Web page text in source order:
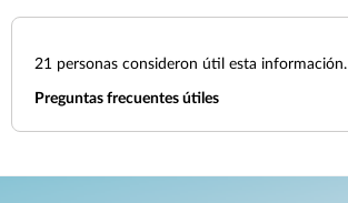
21 personas consideron útil esta información.
Preguntas frecuentes útiles